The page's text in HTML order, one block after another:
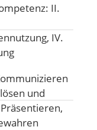
II.
, IV.
und
,